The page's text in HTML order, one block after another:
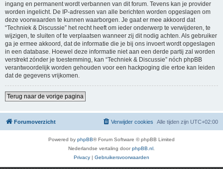
ingang en permanent wordt verbannen van dit forum. Tevens kan je provider
worden ingelicht. De IP-adressen van alle berichten worden opgeslagen om
deze voorwaarden te kunnen waarborgen. Je gaat er mee akkoord dat
“Techniek & Discussie” het recht heeft om ieder onderwerp te verwijderen, te
wijzigen, te sluiten of te verplaatsen wanneer zij dit nodig achten. Als gebruiker
ga je ermee akkoord, dat de informatie die je bij ons invoert wordt opgeslagen
in een database. Hoewel deze informatie niet aan een derde partij zal worden
verstrekt zónder je toestemming, kan “Techniek & Discussie” nóch phpBB
verantwoordelijk worden gehouden voor een hackpoging die ertoe kan leiden
dat de gegevens vrijkomen.
Terug naar de vorige pagina
Forumoverzicht Alle tijden zijn UTC+02:00
Verwijder cookies
Powered by phpBB® Forum Software © phpBB Limited
Nederlandse vertaling doorphpBB.nl
Privacy | Gebruikersvoorwaarden